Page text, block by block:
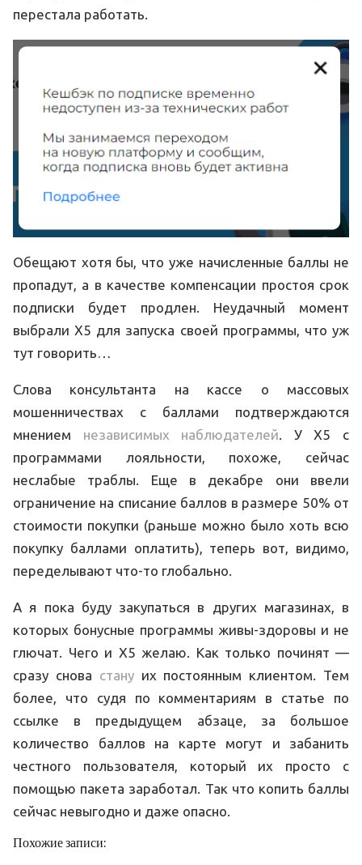
перестала работать.
Обещают хотя бы, что уже начисленные баллы не
пропадут, а в качестве компенсации простоя срок
подписки будет продлен. Неудачный момент
выбрали X5 для запуска своей программы, что уж
тут говорить…
Слова консультанта на кассе о массовых
мошенничествах с баллами подтверждаются
мнением независимых наблюдателей . У X5 с
программами лояльности, похоже, сейчас
неслабые траблы. Еще в декабре они ввели
ограничение на списание баллов в размере 50% от
стоимости покупки (раньше можно было хоть всю
покупку баллами оплатить), теперь вот, видимо,
переделывают что-то глобально.
А я пока буду закупаться в других магазинах, в
которых бонусные программы живы-здоровы и не
глючат. Чего и X5 желаю. Как только починят —
сразу снова стануих постоянным клиентом. Тем
более, что судя по комментариям в статье по
ссылке в предыдущем абзаце, за большое
количество баллов на карте могут и забанить
честного пользователя, который их просто с
помощью пакета заработал. Так что копить баллы
сейчас невыгодно и даже опасно.
Похожие записи: